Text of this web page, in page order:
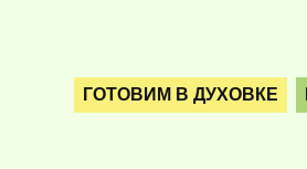
ГОТОВИМ В ДУХОВКЕ